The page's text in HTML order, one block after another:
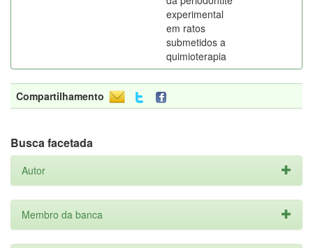
experimental
em ratos
submetidos a
quimioterapia
Compartilhamento
Busca facetada
Autor
Membro da banca